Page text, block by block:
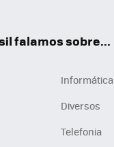
falamos sobre...
Informática
Diversos
Telefonia